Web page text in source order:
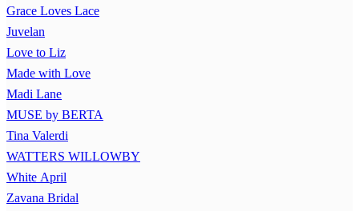
Grace Loves Lace
Juvelan
Love to Liz
Made with Love
Madi Lane
MUSE by BERTA
Tina Valerdi
WATTERS WILLOWBY
White April
Zavana Bridal